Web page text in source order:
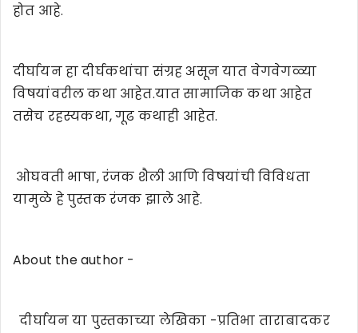
होत आहे.
दीर्घायन हा दीर्घकथांचा संग्रह असून यात वेगवेगळ्या
विषयांवरील कथा आहेत.यात सामाजिक कथा आहेत
तसेच रहस्यकथा, गूढ कथाही आहेत.
ओघवती भाषा, रंजक शैली आणि विषयांची विविधता
यामुळे हे पुस्तक रंजक झाले आहे.
About the author -
दीर्घायन या पुस्तकाच्या लेखिका -प्रतिभा ताराबादकर